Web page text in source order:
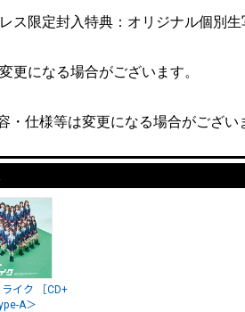
ス限定封入特典：オリジナル個別
更になる場合がございます。
・仕様等は変更になる場合がござい
イク ［CD+
A＞